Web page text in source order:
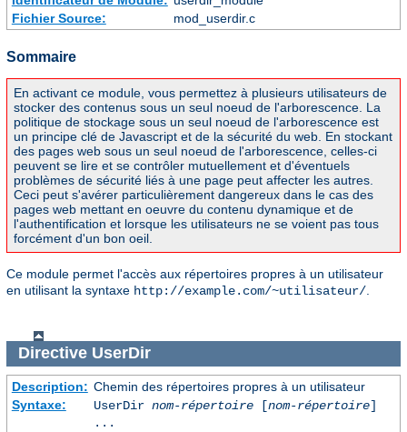
Fichier Source:
mod_userdir.c
Sommaire
En activant ce module, vous permettez à plusieurs utilisateurs de
stocker des contenus sous un seul noeud de l'arborescence. La
politique de stockage sous un seul noeud de l'arborescence est
un principe clé de Javascript et de la sécurité du web. En stockant
des pages web sous un seul noeud de l'arborescence, celles-ci
peuvent se lire et se contrôler mutuellement et d'éventuels
problèmes de sécurité liés à une page peut affecter les autres.
Ceci peut s'avérer particulièrement dangereux dans le cas des
pages web mettant en oeuvre du contenu dynamique et de
l'authentification et lorsque les utilisateurs ne se voient pas tous
forcément d'un bon oeil.
Ce module permet l'accès aux répertoires propres à un utilisateur
en utilisant la syntaxe http://example.com/~utilisateur/
Directive UserDir
Description: Chemin des répertoires propres à un utilisateur
Syntaxe:
UserDir nom-répertoire[nom-répertoire]
...